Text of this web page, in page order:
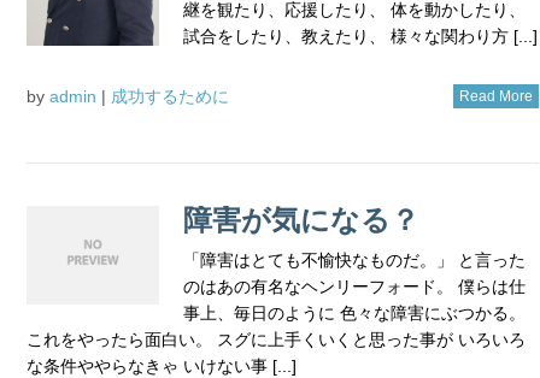
継を観たり、応援したり、 体を動かしたり、
試合をしたり、教えたり、 様々な関わり方 [...]
by admin | 成功するために Read More
障害が気になる？
「障害はとても不愉快なものだ。」 と言った
のはあの有名なヘンリーフォード。 僕らは仕
事上、毎日のように 色々な障害にぶつかる。
これをやったら面白い。 スグに上手くいくと思った事が いろいろ
な条件ややらなきゃ いけない事 [...]